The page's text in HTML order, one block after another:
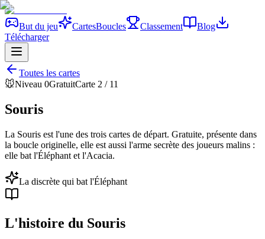
But du jeu CartesBoucles Classement
Blog
Télécharger
Toutes les cartes
🐭Niveau 0GratuitCarte 2 / 11
Souris
La Souris est l'une des trois cartes de départ. Gratuite, présente dans
la boucle originelle, elle est aussi l'arme secrète des joueurs malins :
elle bat l'Éléphant et l'Acacia.
La discrète qui bat l'Éléphant
L'histoire du Souris